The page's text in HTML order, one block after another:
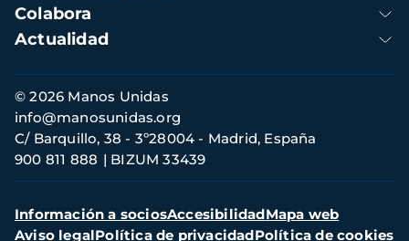
Colabora
Actualidad
Información
de
contacto
© 2026 Manos Unidas
C/ Barquillo, 38 - 3º28004 - Madrid, España
900 811 888
BIZUM 33439
info@manosunidas.org
Menú
secundario
Información a sociosAccesibilidadMapa web
Aviso legalPolítica de privacidadPolítica de cookies